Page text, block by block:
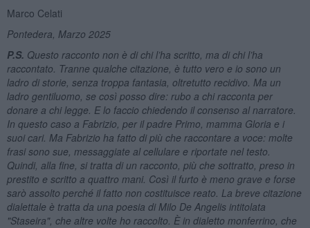
Marco Celati
Pontedera, Marzo 2025
P.S. Questo racconto non è di chi l’ha scritto, ma di chi l’ha
raccontato. Tranne qualche citazione, è tutto vero e io sono un
ladro di storie, senza troppa fantasia, oltretutto recidivo. Ma un
ladro gentiluomo, se così posso dire: rubo a chi racconta per
donare a chi legge. E lo faccio chiedendo il consenso al narratore.
In questo caso a Fabrizio, per ilpadre Primo, mamma Gloria e i
suoi cari. Ma Fabrizio ha fatto di più che raccontare a voce: molte
frasi sono sue, messaggiate al cellulare e riportate nel testo.
Quindi, alla fine, si tratta di un racconto, più che sottratto, preso in
prestito e scritto a quattro mani. Così il furto è meno grave e forse
sarò assolto perché il fatto non costituisce reato. La breve citazione
dialettale è tratta da una poesia di Milo De Angelis intitolata
"Staseira", che altre volte ho raccolto. È in dialetto monferrino, che